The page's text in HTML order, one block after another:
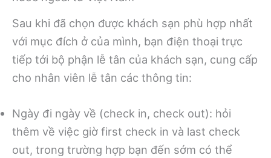
Sau khi đã chọn được khách sạn phù hợp nhất
với mục đích ở của mình, bạn điện thoại trực
tiếp tới bộ phận lễ tân của khách sạn, cung cấp
cho nhân viên lễ tân các thông tin:
Ngày đi ngày về (check in, check out): hỏi
thêm về việc giờ first check in và last check
out, trong trường hợp bạn đến sớm có thể